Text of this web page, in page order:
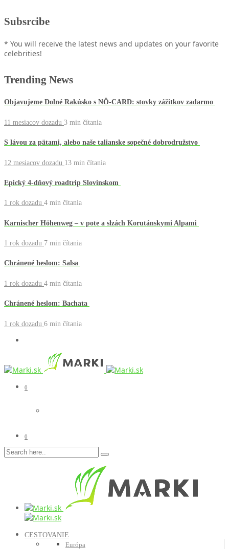
Subsrcibe
* You will receive the latest news and updates on your favorite
celebrities!
Trending News
Objavujeme Dolné Rakúsko s NÖ-CARD: stovky zážitkov zadarmo
11 mesiacov dozadu 3 min čítania
S lávou za pätami, alebo naše talianske sopečné dobrodružstvo
12 mesiacov dozadu 13 min čítania
Epický 4-dňový roadtrip Slovinskom
1 rok dozadu 4 min čítania
Karnischer Höhenweg – v pote a slzách Korutánskymi Alpami
1 rok dozadu 7 min čítania
Chránené heslom: Salsa
1 rok dozadu 4 min čítania
Chránené heslom: Bachata
1 rok dozadu 6 min čítania
0
0
CESTOVANIE
Európa